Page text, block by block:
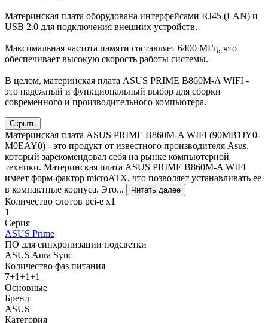
Материнская плата оборудована интерфейсами RJ45 (LAN) и
USB 2.0 для подключения внешних устройств.
Максимальная частота памяти составляет 6400 МГц, что
обеспечивает высокую скорость работы системы.
В целом, материнская плата ASUS PRIME B860M-A WIFI -
это надежный и функциональный выбор для сборки
современного и производительного компьютера.
Скрыть
Материнская плата ASUS PRIME B860M-A WIFI (90MB1JY0-
M0EAY0) - это продукт от известного производителя Asus,
который зарекомендовал себя на рынке компьютерной
техники. Материнская плата ASUS PRIME B860M-A WIFI
имеет форм-фактор microATX, что позволяет устанавливать ее
в компактные корпуса. Это...
Читать далее
Количество слотов pci-e x1
1
Серия
ASUS Prime
ПО для синхронизации подсветки
ASUS Aura Sync
Количество фаз питания
7+1+1+1
Основные
Бренд
ASUS
Категория